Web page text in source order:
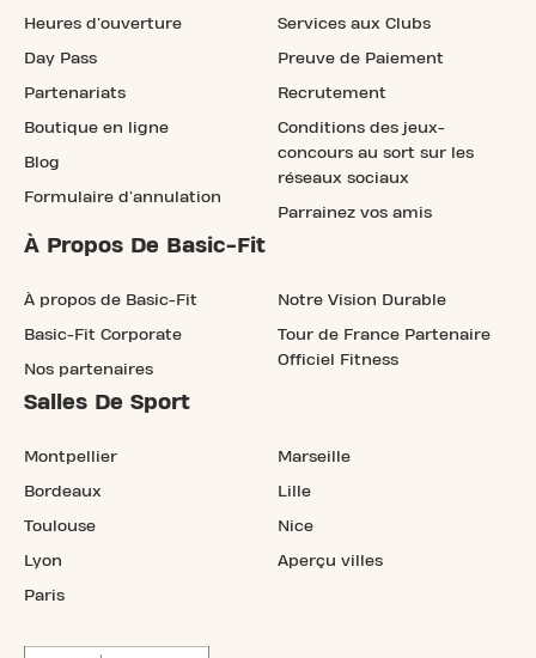
Heures d'ouverture
Day Pass
Partenariats
Boutique en ligne
Blog
Formulaire d'annulation
Services aux Clubs
Preuve de Paiement
Recrutement
Conditions des jeux-
concours au sort sur les
réseaux sociaux
Parrainez vos amis
À Propos De Basic-Fit
À propos de Basic-Fit
Basic-Fit Corporate
Nos partenaires
Notre Vision Durable
Tour de France Partenaire
Officiel Fitness
Salles De Sport
Montpellier
Bordeaux
Toulouse
Lyon
Paris
Marseille
Lille
Nice
Aperçu villes